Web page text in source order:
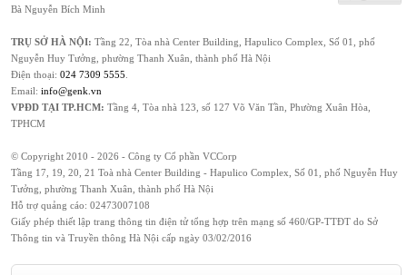
Bà Nguyễn Bích Minh
TRỤ SỞ HÀ NỘI: Tầng 22, Tòa nhà Center Building, Hapulico Complex, Số 01, phố
Nguyễn Huy Tưởng, phường Thanh Xuân, thành phố Hà Nội
Điện thoại: 024 7309 5555
Email: info@genk.vn
VPĐD TẠI TP.HCM: Tầng 4, Tòa nhà 123, số 127 Võ Văn Tần, Phường Xuân Hòa,
TPHCM
© Copyright 2010 - 2026 - Công ty Cổ phần VCCorp
Tầng 17, 19, 20, 21 Toà nhà Center Building - Hapulico Complex, Số 01, phố Nguyễn Huy
Tưởng, phường Thanh Xuân, thành phố Hà Nội
Hỗ trợ quảng cáo: 02473007108
Giấy phép thiết lập trang thông tin điện tử tổng hợp trên mạng số 460/GP-TTĐT do Sở
Thông tin và Truyền thông Hà Nội cấp ngày 03/02/2016